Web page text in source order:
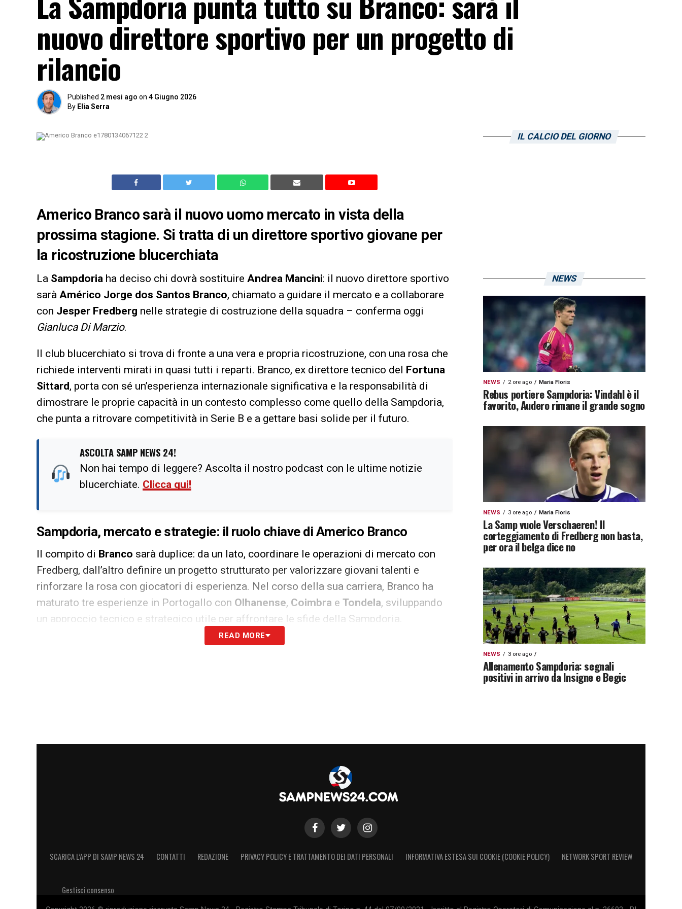
nuovo direttore sportivo per un progetto di
rilancio
Published 2 mesi ago on 4 Giugno 2026
By Elia Serra
Americo Branco sarà il nuovo uomo mercato in vista della
prossima stagione. Si tratta di un direttore sportivo giovane per
la ricostruzione blucerchiata
La Sampdoria ha deciso chi dovrà sostituire Andrea Mancini: il nuovo direttore sportivo
sarà Américo Jorge dos Santos Branco, chiamato a guidare il mercato e a collaborare
con Jesper Fredberg nelle strategie di costruzione della squadra – conferma oggi
Gianluca Di Marzio.
Il club blucerchiato si trova di fronte a una vera e propria ricostruzione, con una rosa che
richiede interventi mirati in quasi tutti i reparti. Branco, ex direttore tecnico del Fortuna
Sittard, porta con sé un’esperienza internazionale significativa e la responsabilità di
dimostrare le proprie capacità in un contesto complesso come quello della Sampdoria,
che punta a ritrovare competitività in Serie B e a gettare basi solide per il futuro.
ASCOLTA SAMP NEWS 24!
Non hai tempo di leggere? Ascolta il nostro podcast con le ultime notizie
blucerchiate. Clicca qui!
Sampdoria, mercato e strategie: il ruolo chiave di Americo Branco
Il compito di Branco sarà duplice: da un lato, coordinare le operazioni di mercato con
Fredberg, dall’altro definire un progetto strutturato per valorizzare giovani talenti e
rinforzare la rosa con giocatori di esperienza. Nel corso della sua carriera, Branco ha
maturato tre esperienze in Portogallo con Olhanense, Coimbra e Tondela, sviluppando
un approccio tecnico e strategico utile per affrontare le sfide della Sampdoria.
Il direttore sportivo portoghese dovrà individuare i profili più adatti per ricostruire la
Branco, classe ’90, il quale sarà responsabile di delineare una squadra competitiva e
gestire trattative mirate e per valorizzare calciatori di prospettiva, sia italiani sia
stranieri. Branco dovrà inoltre collaborare con il management del club per costruire
Calciomercato Lazio LIVE: Gila cercato anche dal Napoli e le altre possibili operazioni
READ MORE
IL CALCIO DEL GIORNO
NEWS
NEWS 2 ore ago Maria Floris
Rebus portiere Sampdoria: Vindahl è il
favorito, Audero rimane il grande sogno
NEWS 3 ore ago Maria Floris
La Samp vuole Verschaeren! Il
corteggiamento di Fredberg non basta,
per ora il belga dice no
NEWS 3 ore ago
Allenamento Sampdoria: segnali
positivi in arrivo da Insigne e Begic
SCARICA L’APP DI SAMP NEWS 24 CONTATTI REDAZIONE PRIVACY POLICY E TRATTAMENTO DEI DATI PERSONALI INFORMATIVA ESTESA SUI COOKIE (COOKIE POLICY) NETWORK SPORT REVIEW
Gestisci consenso